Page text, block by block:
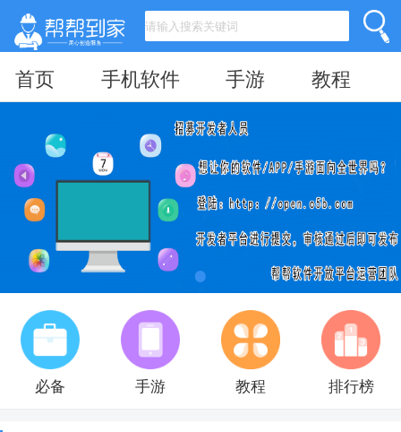
首页 手机软件 手游 教程
必备 手游 教程 排行榜